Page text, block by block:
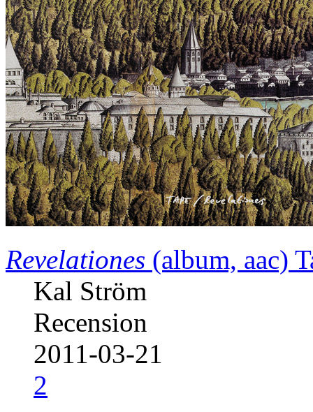
Revelationes (album, aac)
Kal Ström
Recension
2011-03-21
2